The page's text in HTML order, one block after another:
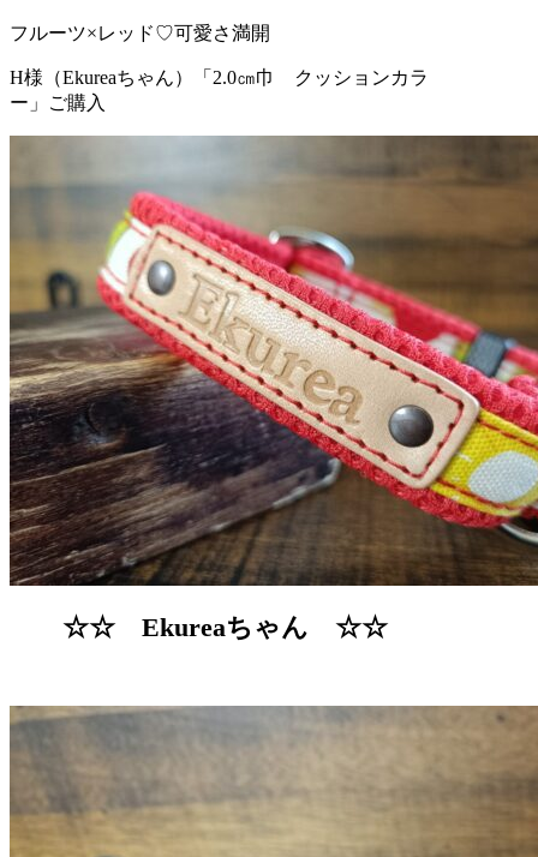
フルーツ×レッド♡可愛さ満開
H様（Ekureaちゃん）
「2.0㎝巾 クッションカラ
ー」ご購入
☆☆ Ekureaちゃん ☆☆